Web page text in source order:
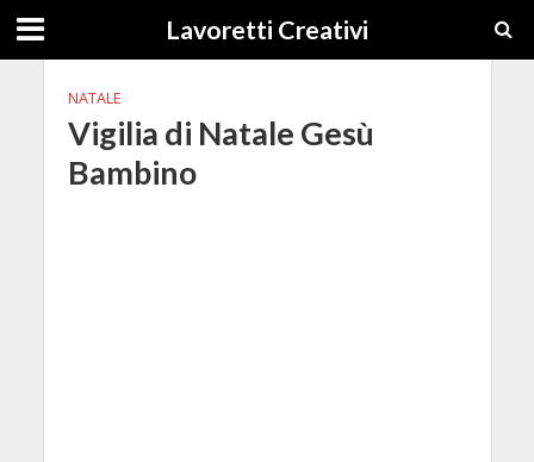
Lavoretti Creativi
NATALE
Vigilia di Natale Gesù
Bambino